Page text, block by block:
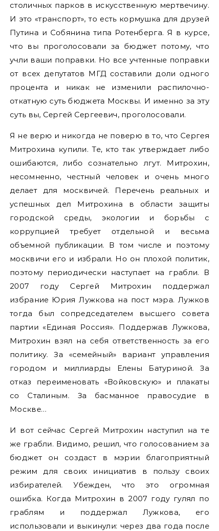
столичных парков в искусственную мертвечину.
И это «транспорт», то есть кормушка для друзей
Путина и Собянина типа Ротенберга. Я в курсе,
что вы проголосовали за бюджет потому, что
учли ваши поправки. Но все учтенные поправки
от всех депутатов МГД составили доли одного
процента и никак не изменили распилочно-
откатную суть бюджета Москвы. И именно за эту
суть вы, Сергей Сергеевич, проголосовали.
Я не верю и никогда не поверю в то, что Сергея
Митрохина купили. Те, кто так утверждает либо
ошибаются, либо сознательно лгут. Митрохин,
несомненно, честный человек и очень много
делает для москвичей. Перечень реальных и
успешных дел Митрохина в области защиты
городской среды, экологии и борьбы с
коррупцией требует отдельной и весьма
объемной публикации. В том числе и поэтому
москвичи его и избрали. Но он плохой политик,
поэтому периодически наступает на грабли. В
2007 году Сергей Митрохин поддержал
избрание Юрия Лужкова на пост мэра. Лужков
тогда был сопредседателем высшего совета
партии «Единая Россия». Поддержав Лужкова,
Митрохин взял на себя ответственность за его
политику. За «семейный» вариант управления
городом и миллиарды Елены Батуриной. За
отказ переименовать «Войковскую» и плакаты
со Сталиным. За басманное правосудие в
Москве…
И вот сейчас Сергей Митрохин наступил на те
же грабли. Видимо, решил, что голосованием за
бюджет он создаст в мэрии благоприятный
режим для своих инициатив в пользу своих
избирателей. Убежден, что это огромная
ошибка. Когда Митрохин в 2007 году гулял по
граблям и поддержал Лужкова, его
использовали и выкинули: через два года после